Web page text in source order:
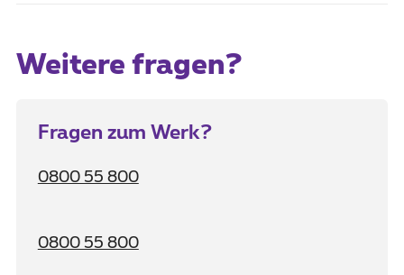
Weitere fragen?
Fragen zum Werk?
0800 55 800
0800 55 800